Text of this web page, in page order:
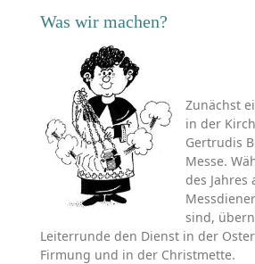
Was wir machen?
Zunächst
in der
Gertrudis
Messe.
des Jahres
sind,
Leiterrunde den Dienst in der
Firmung und in der Christmette.